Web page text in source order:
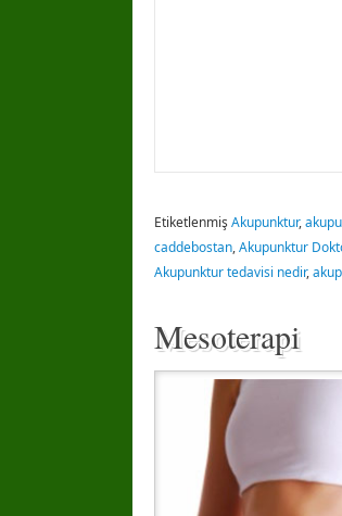
Etiketlenmiş Akupunktur,
caddebostan,Akupunktur
Akupunktur tedavisi nedir,
Mesoterapi